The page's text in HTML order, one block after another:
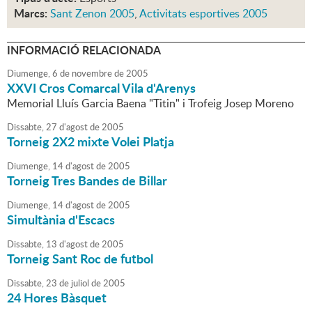
Marcs: Sant Zenon 2005,Activitats esportives 2005
INFORMACIÓ RELACIONADA
Diumenge,6 de novembrede2005
XXVI Cros Comarcal Vila d'Arenys
Memorial Lluís Garcia Baena "Titin" i Trofeig Josep Moreno
Dissabte,27 d'agostde2005
Torneig 2X2 mixte Volei Platja
Diumenge, 14d'agostde2005
Torneig Tres Bandes de Billar
Diumenge, 14d'agostde2005
Simultània d'Escacs
Dissabte, 13 d'agostde2005
Torneig Sant Roc de futbol
Dissabte,23 de juliol de2005
24 Hores Bàsquet